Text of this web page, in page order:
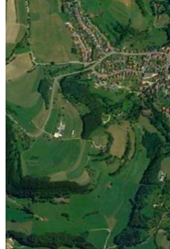
Männlich
Weiblich
Minis
Vereinskollektion
Vereine
Förderverein
Handball
Ausschuss
Kontakt
Beitrittsformular